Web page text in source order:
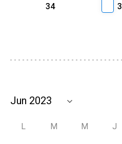
34
L M M J